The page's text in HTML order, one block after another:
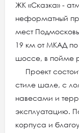
ЖК «Сказка» -
неформатный
мест
19 км от МКАД
шоссе, в пойме
Проект
стиле шале, с
навесами и
эксплуатацию.
корпуса и